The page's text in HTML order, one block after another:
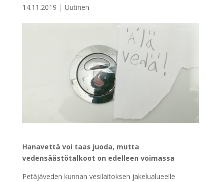
14.11.2019 | Uutinen
Hanavettä voi taas juoda, mutta
vedensäästötalkoot on edelleen voimassa
Petäjäveden kunnan vesilaitoksen jakelualueelle